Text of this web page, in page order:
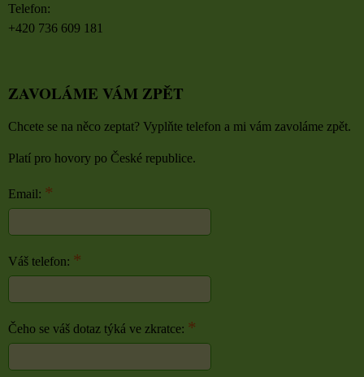
Telefon:
+420 736 609 181
ZAVOLÁME VÁM ZPĚT
Chcete se na něco zeptat? Vyplňte telefon a mi vám zavoláme zpět.
Platí pro hovory po České republice.
Email: *
Váš telefon: *
Čeho se váš dotaz týká ve zkratce: *